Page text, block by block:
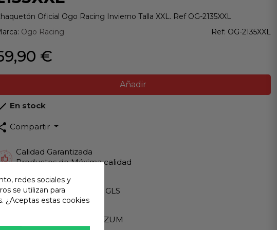
Oficial Ogo Racing Invierno Talla XXL. Ref OG-2135XXL
Ogo Racing Ref: OG-2135XXL
€
Añadir
En stock
Compartir
Calidad Garantizada
Productos de Máxima calidad
Envío Rápido
Envios Internacionales GLS
TARJETA - PAYPAL - BIZUM
redes sociales y
se utilizan para
¿Aceptas estas cookies